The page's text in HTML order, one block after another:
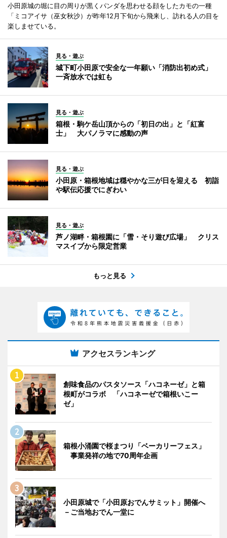
小田原城の堀に目の周りが黒くパンダを思わせる顔をしたカモの一種
「ミコアイサ（巫女秋沙）が昨年12月下旬から飛来し、訪れる人の目を
楽しませている。
見る・遊ぶ
城下町小田原で安全な一年願い「消防出初め式」
一斉放水では虹も
見る・遊ぶ
箱根・駒ケ岳山頂からの「初日の出」と「紅富
士」 大パノラマに感動の声
見る・遊ぶ
小田原・箱根地域は穏やかな三が日を迎える 初詣
や駅伝応援でにぎわい
見る・遊ぶ
芦ノ湖畔・箱根園に「雪・そり遊び広場」 クリス
マスイブから限定営業
もっと見る
アクセスランキング
創味食品のパスタソース「ハコネーゼ」と箱
根町がコラボ 「ハコネーゼで箱根いこー
ゼ」
箱根小涌園で桜まつり「ベーカリーフェス」
事業発祥の地で70周年企画
小田原城で「小田原おでんサミット」開催へ
－ご当地おでん一堂に